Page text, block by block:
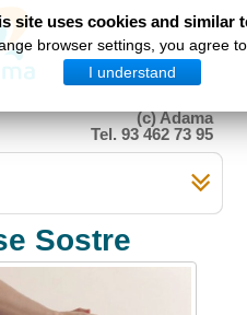
(c) Adama
Tel. 93 462 73 95
site uses cookies and similar
browser settings, you agree
I understand
Sostre